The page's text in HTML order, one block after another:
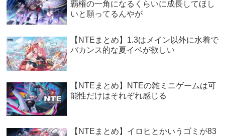
覇権の一角になるくらいに成長してほし
いと願ってるんやが
【NTEまとめ】1.3はメイン以外に水着で
バカンス的な夏イベが欲しい
【NTEまとめ】NTEの雑ミニゲームは可
能性だけはそれぞれ感じる
【NTEまとめ】イロヒとかいうゴミが83